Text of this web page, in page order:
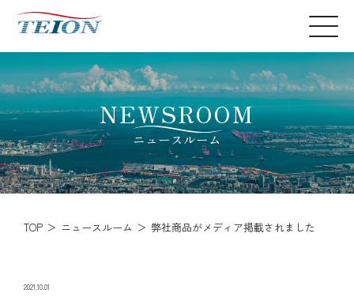
NEWSROOM
ニュースルーム
TOP ニュースルーム 弊社商品がメディア掲載されました
2021.10.01